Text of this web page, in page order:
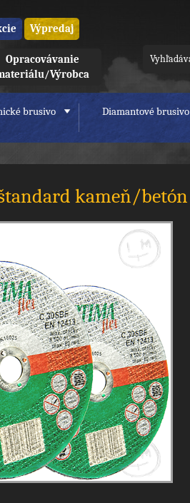
Výpredaj
Opracovávanie
Výrobca
brusivo Diamantové brusivo
kameň/betón